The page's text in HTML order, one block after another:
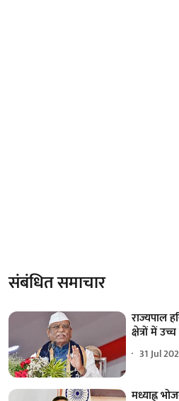
संबंधित समाचार
राज्यपाल
क्षेत्रों में
31 Jul
मध्याह्न